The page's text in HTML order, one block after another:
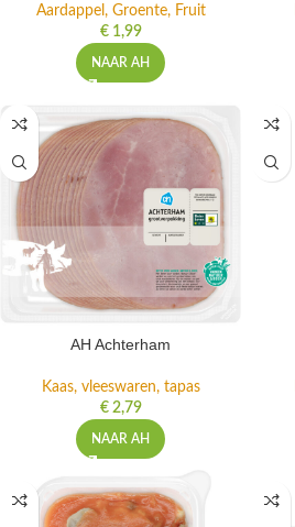
Aardappel, Groente, Fruit
€1,99
NAAR AH
AH Achterham
Kaas, vleeswaren, tapas
€2,79
NAAR AH